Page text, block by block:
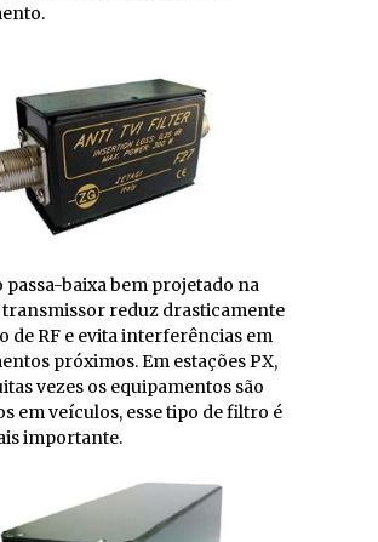
baixa bem projetado na
transmissor reduz drasticamente
de RF e evita interferências em
próximos. Em estações PX,
vezes os equipamentos são
em veículos, esse tipo de filtro é
importante.